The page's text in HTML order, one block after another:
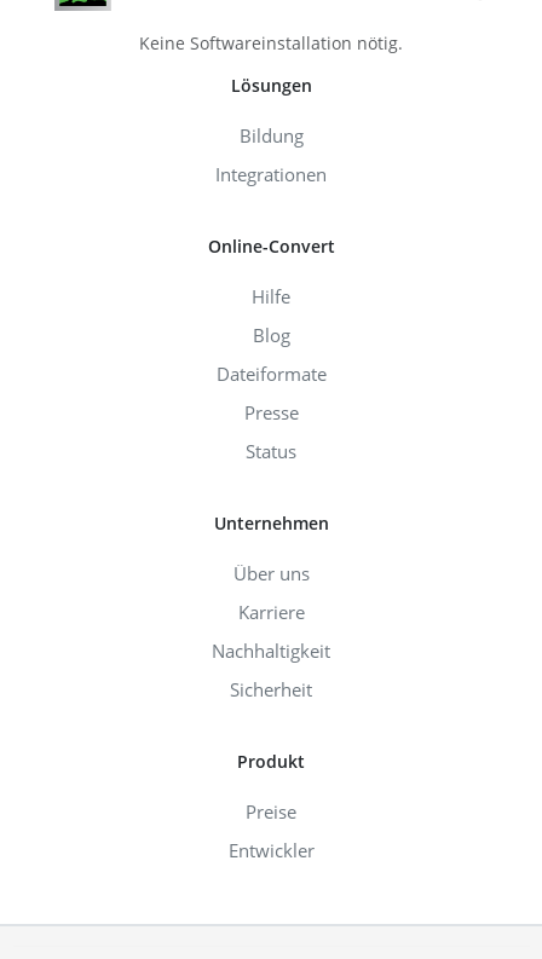
Keine Softwareinstallation nötig.
Lösungen
Bildung
Integrationen
Online-Convert
Hilfe
Blog
Dateiformate
Presse
Status
Unternehmen
Über uns
Karriere
Nachhaltigkeit
Sicherheit
Produkt
Preise
Entwickler